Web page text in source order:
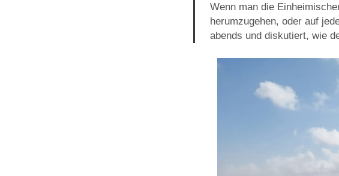
Wenn man die
herumzugehen, oder auf
abends und diskutiert, wie